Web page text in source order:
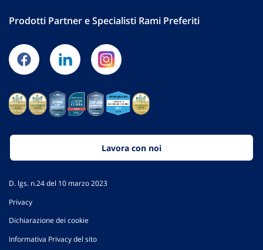
Prodotti Partner e Specialisti Rami Preferiti
Lavora con noi
D. lgs. n.24 del 10 marzo 2023
Privacy
Dichiarazione dei cookie
Informativa Privacy del sito